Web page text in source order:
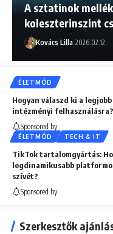
A sztatinok
koleszterinszint
Kovács Lilla 2026.02.12.
ÉLETMÓD
Hogyan válaszd ki a
intézményi felhasználásra?
Sponsored by
ÉLETMÓD TECH & IT
TikTok tartalomgyártás:
legdinamikusabb
szívét?
Sponsored by
Szerkesztők